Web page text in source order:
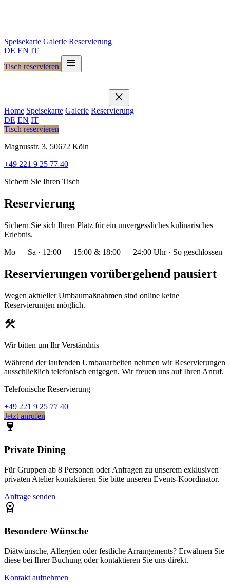
Speisekarte Galerie Reservierung
DE EN IT
Tisch reservieren
menu
close
Home Speisekarte Galerie Reservierung
DE EN IT
Tisch reservieren
Magnusstr. 3, 50672 Köln
+49 221 9 25 77 40
Sichern Sie Ihren Tisch
Reservierung
Sichern Sie sich Ihren Platz für ein unvergessliches kulinarisches
Erlebnis.
Mo — Sa · 12:00 — 15:00 & 18:00 — 24:00 Uhr · So geschlossen
Reservierungen vorübergehend pausiert
Wegen aktueller Umbaumaßnahmen sind online keine
Reservierungen möglich.
construction
Wir bitten um Ihr Verständnis
Während der laufenden Umbauarbeiten nehmen wir Reservierungen
ausschließlich telefonisch entgegen. Wir freuen uns auf Ihren Anruf.
Telefonische Reservierung
+49 221 9 25 77 40
Jetzt anrufen
wine_bar
Private Dining
Für Gruppen ab 8 Personen oder Anfragen zu unserem exklusiven
privaten Atelier kontaktieren Sie bitte unseren Events-Koordinator.
Anfrage senden
workspace_premium
Besondere Wünsche
Diätwünsche, Allergien oder festliche Arrangements? Erwähnen Sie
diese bei Ihrer Buchung oder kontaktieren Sie uns direkt.
Kontakt aufnehmen